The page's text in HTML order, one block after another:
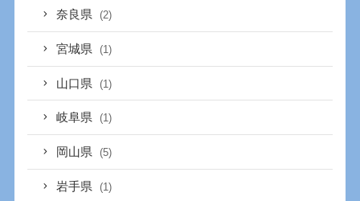
奈良県 (2)
宮城県 (1)
山口県 (1)
岐阜県 (1)
岡山県 (5)
岩手県 (1)